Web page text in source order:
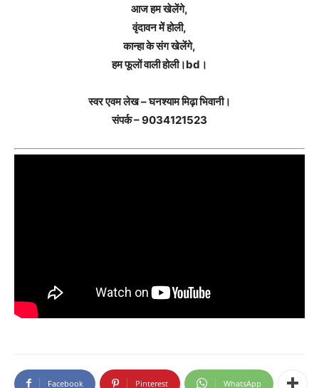
आज हम खेलेंगे,
वृंदावन में होली,
कान्हा के संग खेलेंगे,
हम फूलों वाली होली।bd।
स्वर एवम लेख – घनश्याम मिढ़ा भिवानी।
संपर्क – 9034121523
Facebook Pinterest WhatsApp